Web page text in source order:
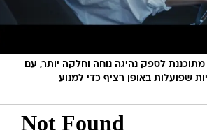
מתוכננת לספק נהיגה נוחה וחלקה יותר, עם
שפועלות באופן רציף כדי למנוע